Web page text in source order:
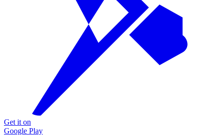
Get it on
Google Play